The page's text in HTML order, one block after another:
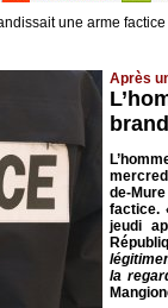
une arme factice
Après
de-
factice.
jeudi
la